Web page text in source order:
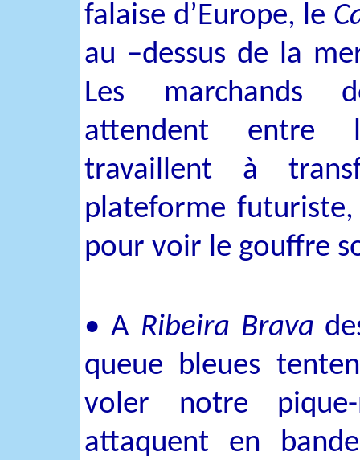
falaise d’Europe, le
au –dessus de la
Les marchands
attendent entre
travaillent à
plateforme
pour voir le gouffre
• A Ribeira Brava
queue bleues
voler notre
attaquent en